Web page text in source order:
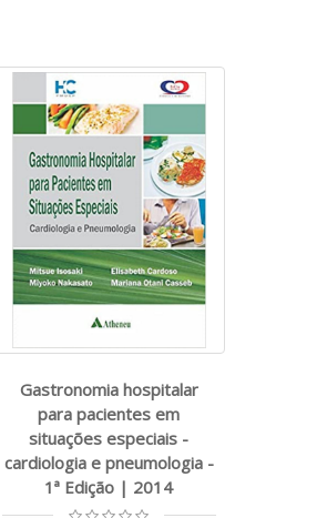
Gastronomia hospitalar
para pacientes em
situações especiais -
cardiologia e pneumologia -
1ª Edição | 2014